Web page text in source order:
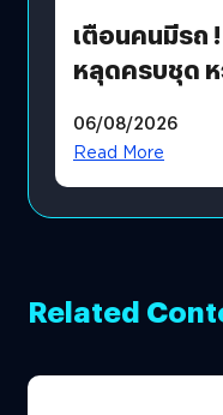
เตือนคนมีรถ
หลุดครบชุด
รหัสผ่านหลุด
06/08/2026
Read More
Related